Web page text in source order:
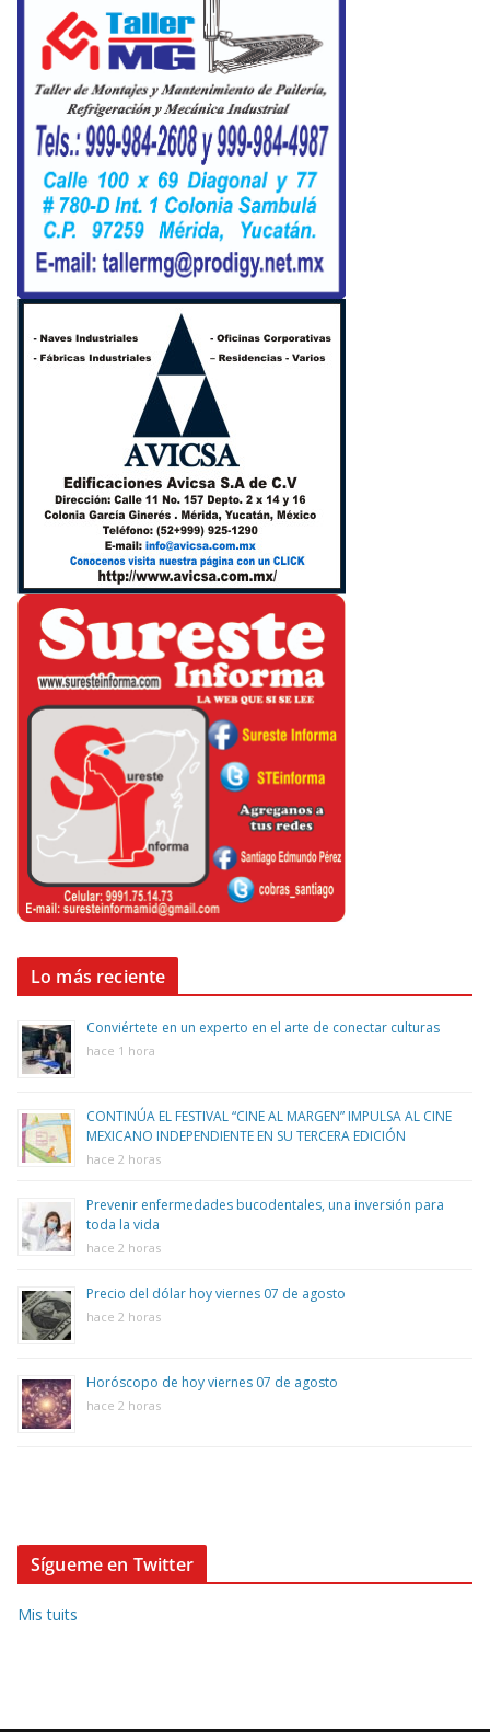
Lo más reciente
Conviértete en un experto en el arte de conectar culturas
hace 1 hora
CONTINÚA EL FESTIVAL “CINE AL MARGEN” IMPULSA AL CINE
MEXICANO INDEPENDIENTE EN SU TERCERA EDICIÓN
hace 2 horas
Prevenir enfermedades bucodentales, una inversión para
toda la vida
hace 2 horas
Precio del dólar hoy viernes 07 de agosto
hace 2 horas
Horóscopo de hoy viernes 07 de agosto
hace 2 horas
Sígueme en Twitter
Mis tuits